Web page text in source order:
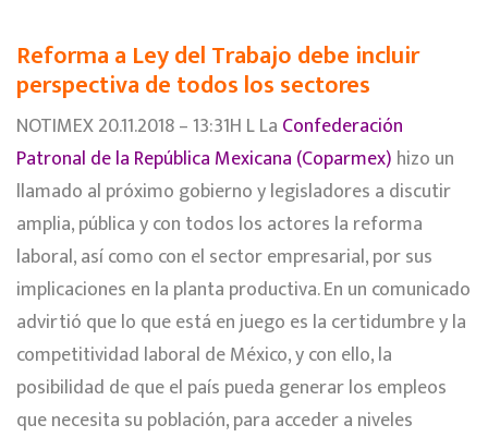
Reforma a Ley del Trabajo debe incluir
perspectiva de todos los sectores
NOTIMEX 20.11.2018 – 13:31H L La Confederación
Patronal de la República Mexicana (Coparmex) hizo un
llamado al próximo gobierno y legisladores a discutir
amplia, pública y con todos los actores la reforma
laboral, así como con el sector empresarial, por sus
implicaciones en la planta productiva. En un comunicado
advirtió que lo que está en juego es la certidumbre y la
competitividad laboral de México, y con ello, la
posibilidad de que el país pueda generar los empleos
que necesita su población, para acceder a niveles